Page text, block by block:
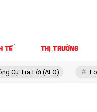
TẾ THỊ TRƯỜNG
Loạt SUV cỡ C đua